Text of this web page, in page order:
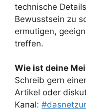
technische
Bewusstsein zu
ermutigen,
treffen.
Wie ist deine
Schreib gern
Artikel oder
Kanal: